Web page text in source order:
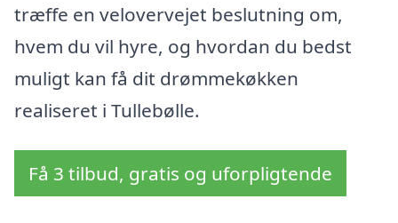
træffe en velovervejet beslutning om,
hvem du vil hyre, og hvordan du bedst
muligt kan få dit drømmekøkken
realiseret i Tullebølle.
Få 3 tilbud, gratis og uforpligtende